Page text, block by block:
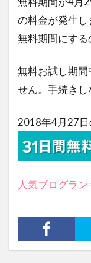
の料金が発生
無料期間にする
無料お試し期間
せん。手続きし
2018年4月27日
人気ブログラ